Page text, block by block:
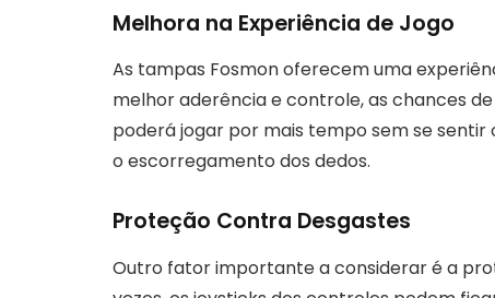
Melhora na Experiência de Jogo
As tampas Fosmon oferecem uma
melhor aderência e controle, as chances
poderá jogar por mais tempo sem se sentir
o escorregamento dos dedos.
Proteção Contra Desgastes
Outro fator importante a considerar é a